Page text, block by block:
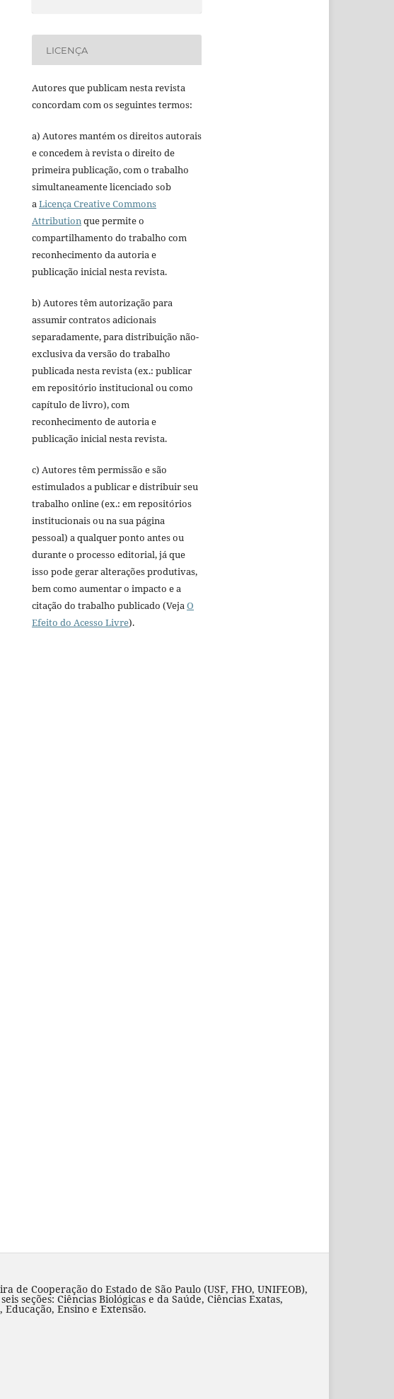
LICENÇA
Autores que publicam nesta revista
concordam com os seguintes termos:
a) Autores mantém os direitos autorais
e concedem à revista o direito de
primeira publicação, com o trabalho
simultaneamente licenciado sob
aLicença Creative Commons
Attributionque permite o
compartilhamento do trabalho com
reconhecimento da autoria e
publicação inicial nesta revista.
b) Autores têm autorização para
assumir contratos adicionais
separadamente, para distribuição não-
exclusiva da versão do trabalho
publicada nesta revista (ex.: publicar
em repositório institucional ou como
capítulo de livro), com
reconhecimento de autoria e
publicação inicial nesta revista.
c) Autores têm permissão e são
estimulados a publicar e distribuir seu
trabalho online (ex.: em repositórios
institucionais ou na sua página
pessoal) a qualquer ponto antes ou
durante o processo editorial, já que
isso pode gerar alterações produtivas,
bem como aumentar o impacto e a
citação do trabalho publicado (VejaO
Efeito do Acesso Livre).
de Cooperação do Estado de São Paulo (USF, FHO, UNIFEOB),
seções: Ciências Biológicas e da Saúde, Ciências Exatas,
Ensino e Extensão.